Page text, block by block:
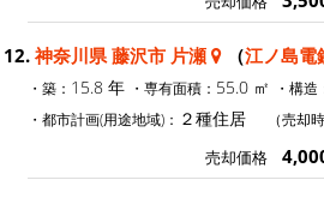
12. 神奈川県 藤沢市 片瀬 （江ノ島電
・築： 15.8 年 ・専有面積： 55.0 ㎡ ・構造
・都市計画(用途地域)： ２種住居 （売却
売却価格